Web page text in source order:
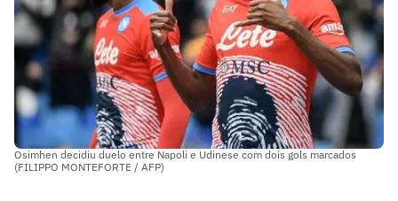
Osimhen decidiu duelo entre Napoli e Udinese com dois gols marcados
(FILIPPO MONTEFORTE / AFP)